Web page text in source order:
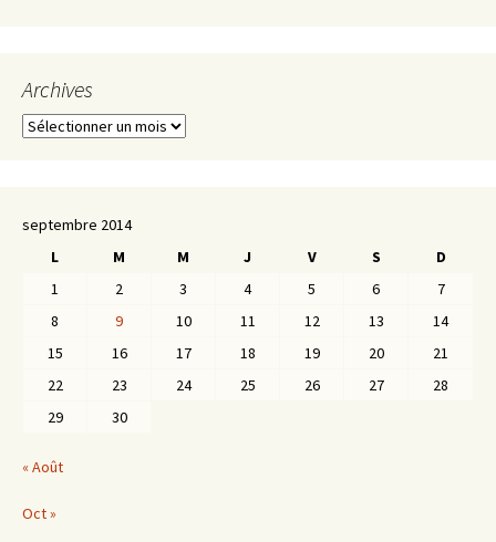
Archives
Archives
septembre 2014
L
M M J V S
D
1
2 3 4 5 6
7
8
9 10 11 12 13
14
15
16 17 18 19 20
21
22
23 24 25 26 27
28
29
30
« Août
Oct »